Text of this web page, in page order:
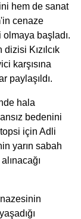
hem de sanat
cenaze
başladı.
Kızılcık
karşısına
paylaşıldı.
hala
bedenini
için Adli
yarın sabah